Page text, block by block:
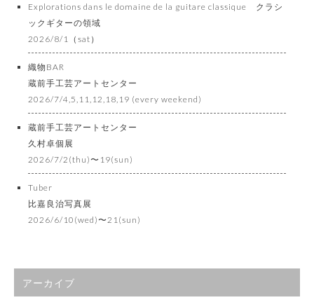
Explorations dans le domaine de la guitare classique クラシ
ックギターの領域
2026/8/1（sat）
織物BAR
蔵前手工芸アートセンター
2026/7/4,5,11,12,18,19 (every weekend)
蔵前手工芸アートセンター
久村卓個展
2026/7/2(thu)〜19(sun)
Tuber
比嘉良治写真展
2026/6/10(wed)〜21(sun)
アーカイブ